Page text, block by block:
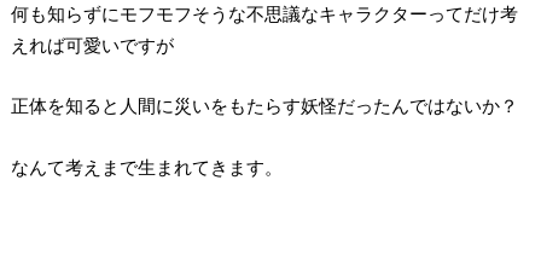
何も知らずにモフモフそうな不思議なキャラクターってだけ考
えれば可愛いですが
正体を知ると人間に災いをもたらす妖怪だったんではないか？
なんて考えまで生まれてきます。